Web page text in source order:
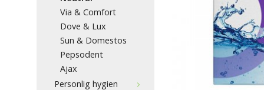
Via & Comfort
Dove & Lux
Sun & Domestos
Pepsodent
Ajax
Personlig hygien